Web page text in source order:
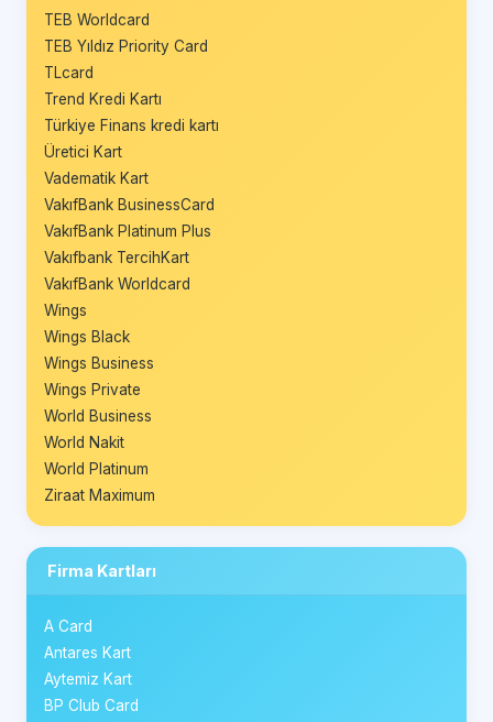
TEB Worldcard
TEB Yıldız Priority Card
TLcard
Trend Kredi Kartı
Türkiye Finans kredi kartı
Üretici Kart
Vadematik Kart
VakıfBank BusinessCard
VakıfBank Platinum Plus
Vakıfbank TercihKart
VakıfBank Worldcard
Wings
Wings Black
Wings Business
Wings Private
World Business
World Nakit
World Platinum
Ziraat Maximum
Firma Kartları
A Card
Antares Kart
Aytemiz Kart
BP Club Card